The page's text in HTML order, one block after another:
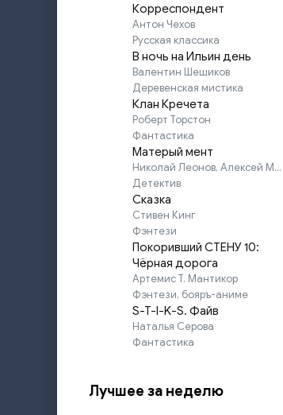
Корреспондент
Антон Чехов
Русская классика
В ночь на Ильин день
Валентин Шешиков
Деревенская мистика
Клан Кречета
Роберт Торстон
Фантастика
Матерый мент
Николай Леонов, Алексей Макеев
Детектив
Сказка
Стивен Кинг
Фэнтези
Покоривший СТЕНУ 10:
Чёрная дорога
Артемис Т. Мантикор
Фэнтези, бояръ-аниме
S-T-I-K-S. Файв
Наталья Серова
Фантастика
Лучшее за неделю